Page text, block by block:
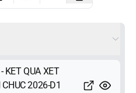
KET QUA XET
2026-D1